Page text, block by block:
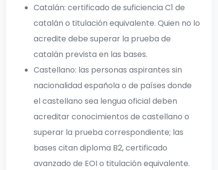
Catalán: certificado de suficiencia C1 de
catalán o titulación equivalente. Quien no lo
acredite debe superar la prueba de
catalán prevista en las bases.
Castellano: las personas aspirantes sin
nacionalidad española o de países donde
el castellano sea lengua oficial deben
acreditar conocimientos de castellano o
superar la prueba correspondiente; las
bases citan diploma B2, certificado
avanzado de EOI o titulación equivalente.